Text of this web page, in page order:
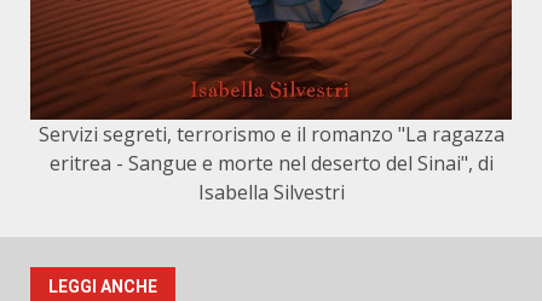
Servizi segreti, terrorismo e il romanzo "La ragazza
eritrea - Sangue e morte nel deserto del Sinai", di
Isabella Silvestri
LEGGI ANCHE